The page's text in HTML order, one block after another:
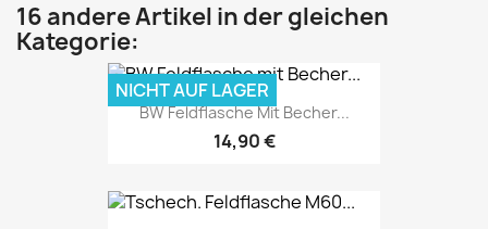
16 andere Artikel in der gleichen
Kategorie:
BW Feldflasche Mit Becher...
14,90 €
NICHT AUF LAGER